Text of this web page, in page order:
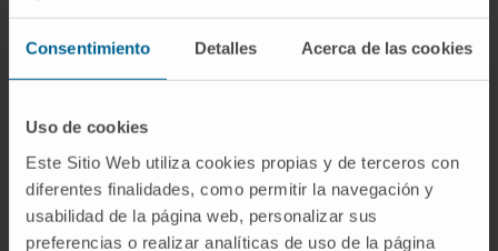
Consentimiento Detalles Acerca de las cookies
Uso de cookies
Este Sitio Web utiliza cookies propias y de terceros con
diferentes finalidades, como permitir la navegación y
usabilidad de la página web, personalizar sus
preferencias o realizar analíticas de uso de la página
(elkōjijaponés) es indispensable en la
elaboración de sake, miso y salsa de soja.
Preguntas frecuentes
¿De dónde viene el nombre
Aspergillus?
Del latín medieval aspergillum, el hisopo o
aspersorio para rociar agua bendita. En 1729,